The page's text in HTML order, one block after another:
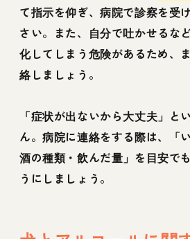
て指示を仰ぎ、病院で診察を受
さい。また、自分で吐かせるな
化してしまう危険があるため、
絡しましょう。
「症状が出ないから大丈夫」と
ん。病院に連絡をする際は、「
酒の種類・飲んだ量」を目安で
うにしましょう。